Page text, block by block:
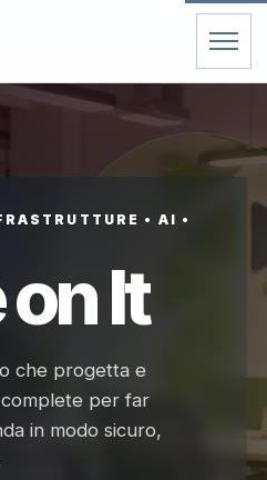
• AI •
It
che progetta e
per far
in modo sicuro,